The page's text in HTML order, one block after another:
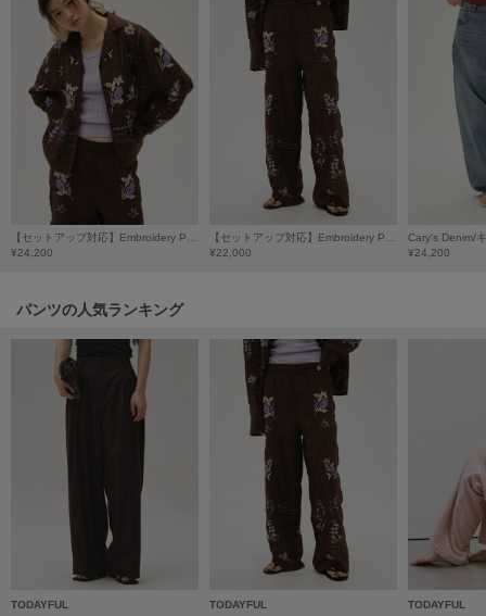
MUCHA
ミュシャ
NEW Balance
ニューバランス
NIKE
ナイキ
ナウンス
Onitsuka Tiger
オニツカ タイガー
¥24,200
¥22,000
Cary's Denim/
¥24,200
パンツの人気ランキング
TODAYFUL TODAYFUL TODAYFUL